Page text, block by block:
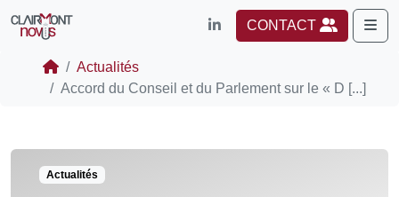
CONTACT
Actualités
Accord du Conseil et du Parlement sur le « D [...]
Actualités